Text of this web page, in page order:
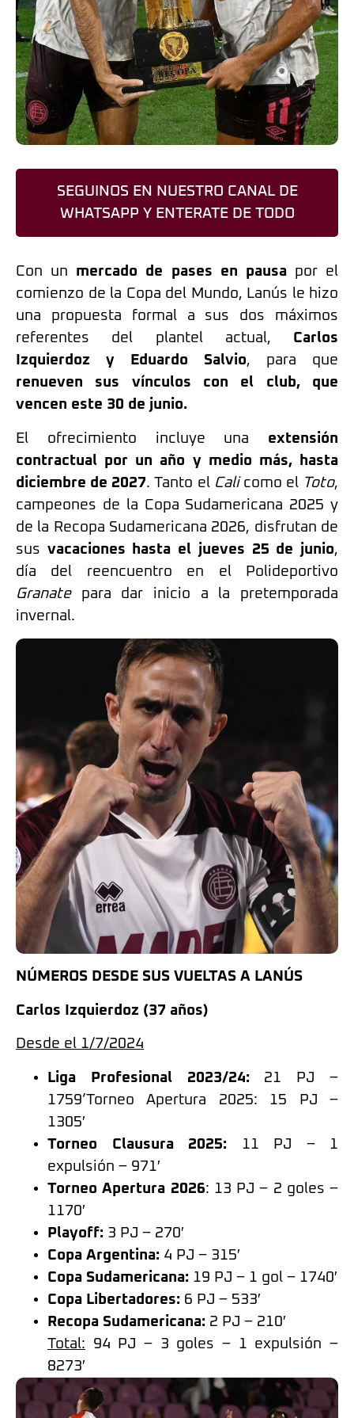
SEGUINOS EN NUESTRO CANAL DE
WHATSAPP Y ENTERATE DE TODO
Con un mercado de pases en pausapor el
comienzo de la Copa del Mundo, Lanús le hizo
una propuesta formal a sus dos máximos
referentes del plantel actual, Carlos
Izquierdoz y Eduardo Salvio, para que
renueven sus vínculos con el club, que
vencen este 30 de junio.
El ofrecimiento incluye una extensión
contractual por un año y medio más, hasta
diciembre de 2027. Tanto el Calicomo el Toto,
campeones de la Copa Sudamericana 2025 y
de la Recopa Sudamericana 2026, disfrutan de
sus vacaciones hasta el jueves 25 de junio,
día del reencuentro en el Polideportivo
Granatepara dar inicio a la pretemporada
invernal.
NÚMEROS DESDE SUS VUELTAS A LANÚS
Carlos Izquierdoz (37 años)
Desde el 1/7/2024
Liga Profesional 2023/24: 21 PJ –
1759’Torneo Apertura 2025: 15 PJ –
1305′
Torneo Clausura 2025: 11 PJ – 1
expulsión – 971′
Torneo Apertura 2026: 13 PJ – 2 goles –
1170′
Playoff: 3 PJ – 270′
Copa Argentina: 4 PJ – 315′
Copa Sudamericana: 19 PJ – 1 gol – 1740′
Copa Libertadores: 6 PJ – 533′
Recopa Sudamericana: 2 PJ – 210′
Total: 94 PJ – 3 goles – 1 expulsión –
8273′